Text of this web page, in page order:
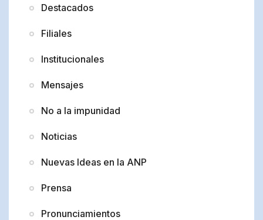
Destacados
Filiales
Institucionales
Mensajes
No a la impunidad
Noticias
Nuevas Ideas en la ANP
Prensa
Pronunciamientos